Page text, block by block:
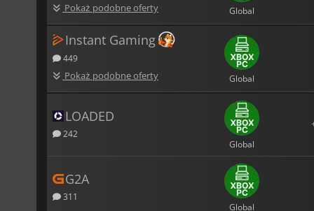
Pokaż podobne oferty Global
Instant Gaming
449
Pokaż podobne oferty Global
LOADED
242
Global
G2A
311
Global